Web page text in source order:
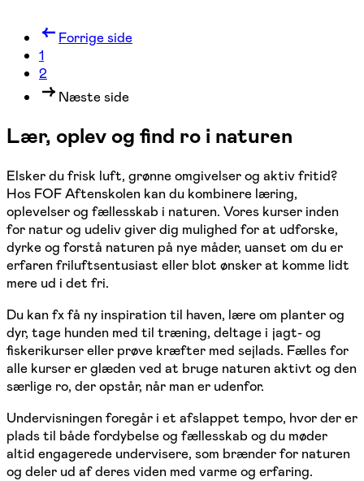
Forrige side
1
2
Næste side
Lær, oplev og find ro i naturen
Elsker du frisk luft, grønne omgivelser og aktiv fritid?
Hos FOF Aftenskolen kan du kombinere læring,
oplevelser og fællesskab i naturen. Vores kurser inden
for natur og udeliv giver dig mulighed for at udforske,
dyrke og forstå naturen på nye måder, uanset om du er
erfaren friluftsentusiast eller blot ønsker at komme lidt
mere ud i det fri.
Du kan fx få ny inspiration til haven, lære om planter og
dyr, tage hunden med til træning, deltage i jagt- og
fiskerikurser eller prøve kræfter med sejlads. Fælles for
alle kurser er glæden ved at bruge naturen aktivt og den
særlige ro, der opstår, når man er udenfor.
Undervisningen foregår i et afslappet tempo, hvor der er
plads til både fordybelse og fællesskab og du møder
altid engagerede undervisere, som brænder for naturen
og deler ud af deres viden med varme og erfaring.